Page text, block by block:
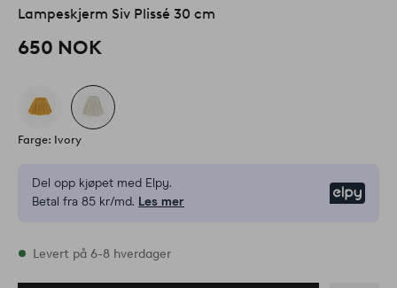
Lampeskjerm Siv Plissé 30 cm
650 NOK
Farge: Ivory
Del opp kjøpet med Elpy.
Betal fra 85 kr/md. Les mer
På lager
Levert på 6-8 hverdager